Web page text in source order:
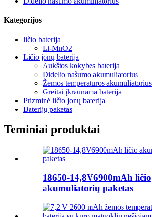
Kategorijos
ličio baterija
Li-MnO2
Ličio jonų baterija
Aukštos kokybės baterija
Didelio našumo akumuliatorius
Žemos temperatūros akumuliatorius
Greitai įkraunama baterija
Prizminė ličio jonų baterija
Baterijų paketas
Teminiai produktai
18650-14,8V6900mAh ličio
akumuliatorių paketas